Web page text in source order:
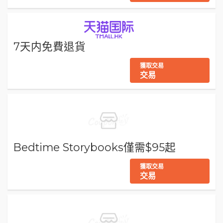
7天内免費退貨
獲取交易
交易
Bedtime Storybooks僅需$95起
獲取交易
交易